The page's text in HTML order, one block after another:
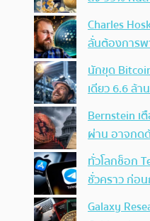
Charles
ลั่นต้องการพ
นักขุด
เดียว 6.6 ล้
Bernstein เ
ผ่าน อาจกด
ทั่วโลกช็อก
ชั่วคราว ก่อ
Galaxy